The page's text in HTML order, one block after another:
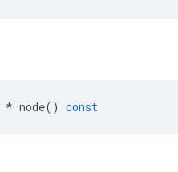
* node() const